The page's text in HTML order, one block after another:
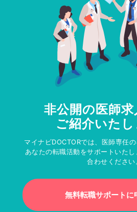
非公開の医師求
ご紹介いたし
マイナビDOCTORでは、医師専任
あなたの転職活動をサポートいた
合わせください
無料転職サポートに